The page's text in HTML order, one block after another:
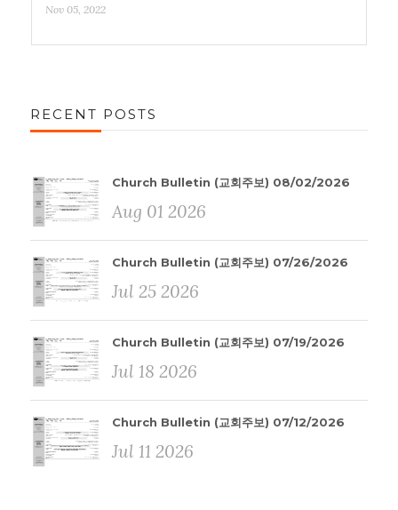
Nov 05, 2022
RECENT POSTS
Church Bulletin (교회주보) 08/02/2026
Aug 01 2026
Church Bulletin (교회주보) 07/26/2026
Jul 25 2026
Church Bulletin (교회주보) 07/19/2026
Jul 18 2026
Church Bulletin (교회주보) 07/12/2026
Jul 11 2026